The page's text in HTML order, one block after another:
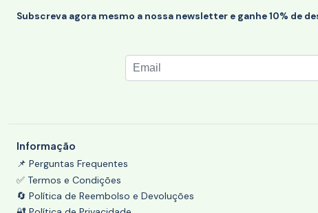
Subscreva agora mesmo a nossa newsletter e ganhe 10% de
Informação
📌 Perguntas Frequentes
✅ Termos e Condições
🔄 Política de Reembolso e Devoluções